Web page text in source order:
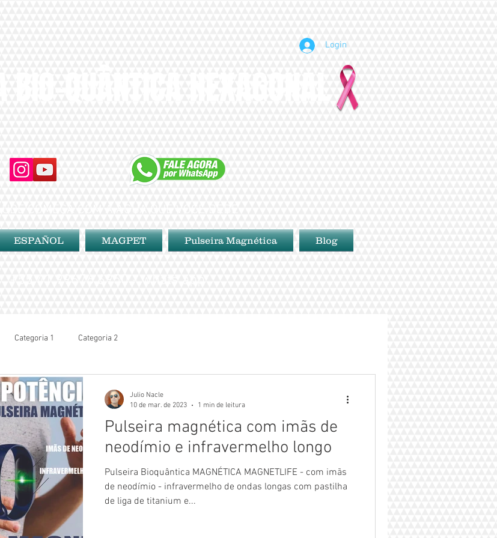
Login
ESPAÑOL MAGPET Pulseira Magnética Blog
Categoria 1 Categoria 2
Pulseira magnética com imãs de
neodímio e infravermelho longo
Pulseira Bioquântica MAGNÉTICA MAGNETLIFE - com imãs
de neodímio - infravermelho de ondas longas com pastilha
de liga de titanium e...
Julio Nacle
10 de mar. de 2023
1 min de leitura